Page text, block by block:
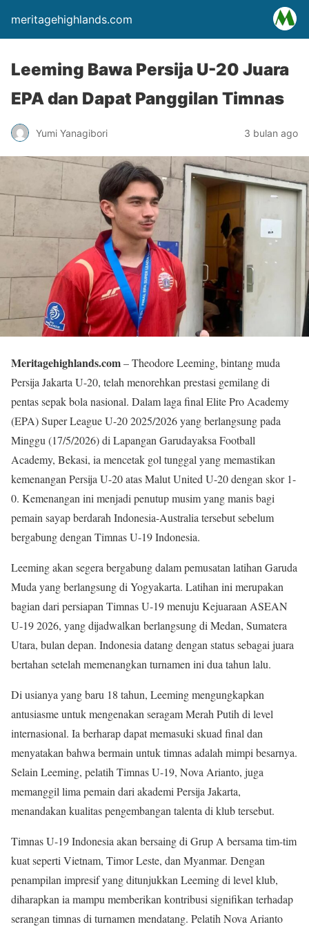
meritagehighlands.com
Leeming Bawa Persija U-20 Juara
EPA dan Dapat Panggilan Timnas
Yumi Yanagibori 3 bulan ago
Meritagehighlands.com– Theodore Leeming, bintang muda
Persija Jakarta U-20, telah menorehkan prestasi gemilang di
pentas sepak bola nasional. Dalam laga final Elite Pro Academy
(EPA) Super League U-20 2025/2026 yang berlangsung pada
Minggu (17/5/2026) di Lapangan Garudayaksa Football
Academy, Bekasi, ia mencetak gol tunggal yang memastikan
kemenangan Persija U-20 atas Malut United U-20 dengan skor 1-
0. Kemenangan ini menjadi penutup musim yang manis bagi
pemain sayap berdarah Indonesia-Australia tersebut sebelum
bergabung dengan Timnas U-19 Indonesia.
Leeming akan segera bergabung dalam pemusatan latihan Garuda
Muda yang berlangsung di Yogyakarta. Latihan ini merupakan
bagian dari persiapan Timnas U-19 menuju Kejuaraan ASEAN
U-19 2026, yang dijadwalkan berlangsung di Medan, Sumatera
Utara, bulan depan. Indonesia datang dengan status sebagai juara
bertahan setelah memenangkan turnamen ini dua tahun lalu.
Di usianya yang baru 18 tahun, Leeming mengungkapkan
antusiasme untuk mengenakan seragam Merah Putih di level
internasional. Ia berharap dapat memasuki skuad final dan
menyatakan bahwa bermain untuk timnas adalah mimpi besarnya.
Selain Leeming, pelatih Timnas U-19, Nova Arianto, juga
memanggil lima pemain dari akademi Persija Jakarta,
menandakan kualitas pengembangan talenta di klub tersebut.
Timnas U-19 Indonesia akan bersaing di Grup A bersama tim-tim
kuat seperti Vietnam, Timor Leste, dan Myanmar. Dengan
penampilan impresif yang ditunjukkan Leeming di level klub,
diharapkan ia mampu memberikan kontribusi signifikan terhadap
serangan timnas di turnamen mendatang. Pelatih Nova Arianto